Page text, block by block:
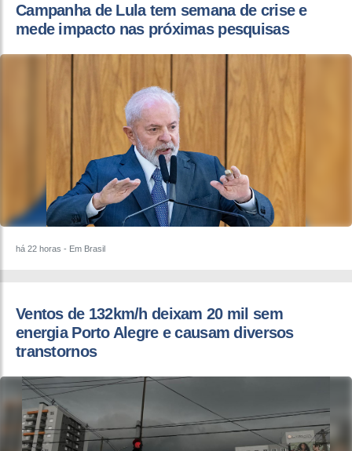
Campanha de Lula tem semana de crise e
mede impacto nas próximas pesquisas
há 22 horas - Em Brasil
Ventos de 132km/h deixam 20 mil sem
energia Porto Alegre e causam diversos
transtornos